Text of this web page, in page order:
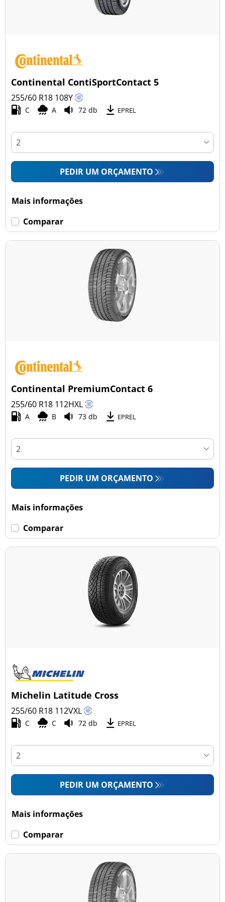
Continental ContiSportContact 5
255/60 R18 108Y
C A 72 db EPREL
PEDIR UM ORÇAMENTO
Mais informações
Comparar
Continental PremiumContact 6
255/60 R18 112HXL
A B 73 db EPREL
PEDIR UM ORÇAMENTO
Mais informações
Comparar
Michelin Latitude Cross
255/60 R18 112VXL
C C 72 db EPREL
PEDIR UM ORÇAMENTO
Mais informações
Comparar